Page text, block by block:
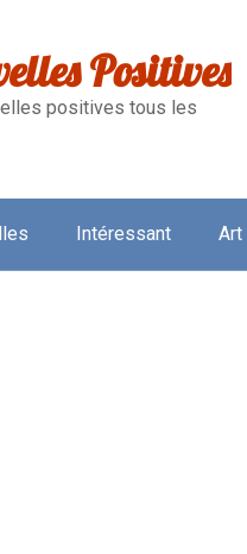
Positives
positives tous les
Intéressant Art